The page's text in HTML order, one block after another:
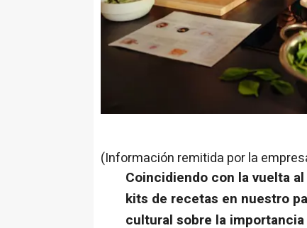
(Información remitida por la
Coincidiendo con la vuelta
kits de recetas en nuestro
cultural sobre la